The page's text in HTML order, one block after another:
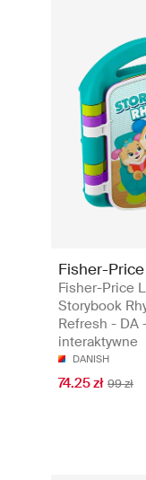
Fisher-Price
Fisher-Price
Storybook
Refresh - DA
interaktywne
DANISH
74.25 zł 99 zł